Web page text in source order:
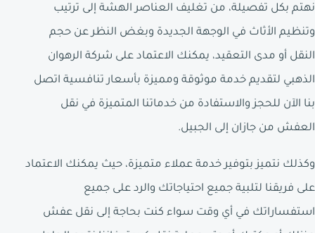
نهتم بكل تفصيلة، من تغليف العناصر الهشة إلى ترتيب
وتنظيم الأثاث في الوجهة الجديدة وبغض النظر عن حجم
النقل أو مدى التعقيد، يمكنك الاعتماد على شركة الرهوان
الذهبي لتقديم خدمة موثوقة ومميزة بأسعار تنافسية اتصل
بنا الآن للحجز والاستفادة من خدماتنا المتميزة في نقل
العفش من جازان إلى الجبيل.
وكذلك نتميز بتوفير خدمة عملاء متميزة، حيث يمكنك الاعتماد
على فريقنا لتلبية جميع احتياجاتك والرد على جميع
استفساراتك في أي وقت سواء كنت بحاجة إلى نقل عفش